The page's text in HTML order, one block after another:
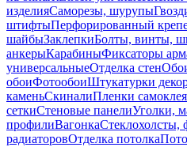
изделияСаморезы, шурупы
штифтыПерфорированный
шайбыЗаклепкиБолты, винты,
анкерыКарабиныФиксаторы
универсальныеОтделка стен
обоиФотообоиШтукатурки
каменьСкиналиПленки
сеткиСтеновые панелиУголки,
профилиВагонкаСтеклохолсты,
радиаторовОтделка потолка